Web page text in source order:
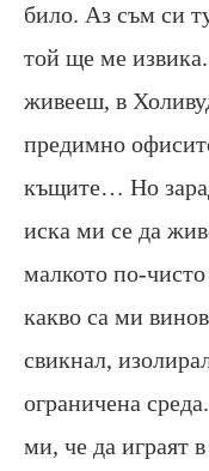
било. Аз съм си
той ще ме
живееш, в
предимно
къщите… Но
иска ми се да
малкото по-
какво са ми
свикнал,
ограничена
ми, че да играят